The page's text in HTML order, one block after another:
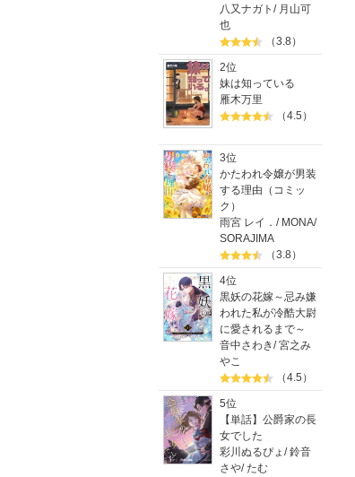
八又ナガト / 月山可
也
（3.8）
2位
妹は知っている
雁木万里
（4.5）
3位
かたわれ令嬢が男装
する理由（コミッ
ク）
雨宮 レイ． / MONA/
SORAJIMA
（3.8）
4位
黒妖の花嫁～忌み嫌
われた私が冷酷大尉
に愛されるまで～
音中さわき/宮之み
やこ
（4.5）
5位
【単話】公爵家の長
女でした
彩川ぬるぴょ /鈴音
さや/たむ